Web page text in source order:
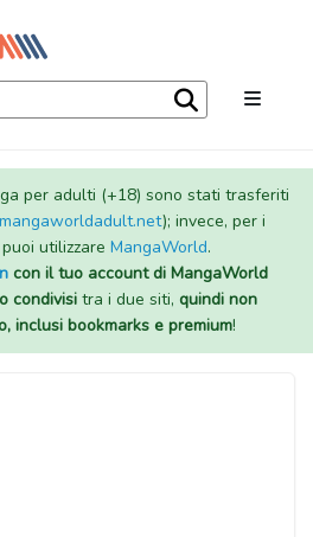
per adulti (+18) sono stati trasferiti
mangaworldadult.net); invece, per i
utilizzare MangaWorld.
con il tuo account di MangaWorld
condivisi tra i due siti, quindi non
inclusi bookmarks e premium!